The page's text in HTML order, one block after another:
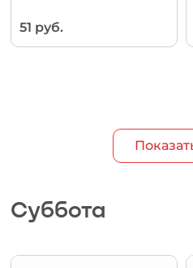
51 руб.
Суббота